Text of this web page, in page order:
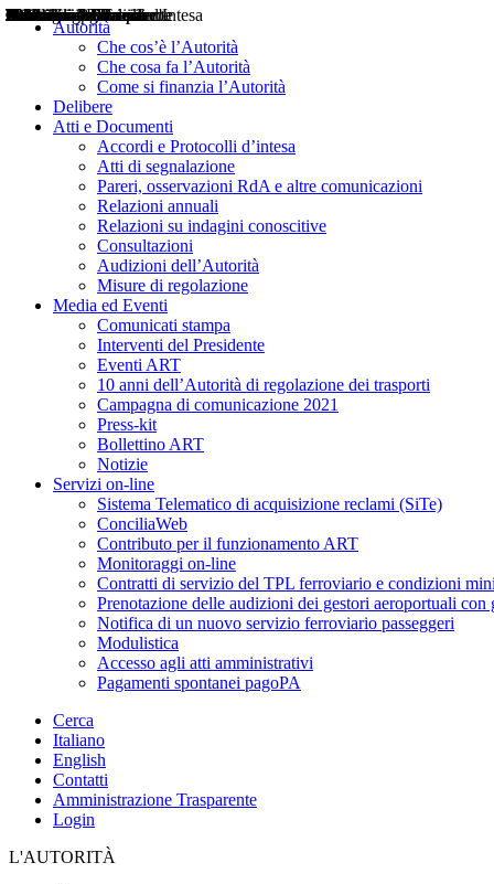
Autorità
Che cos’è l’Autorità
Che cosa fa l’Autorità
Come si finanzia l’Autorità
Delibere
Atti e Documenti
Accordi e Protocolli d’intesa
Atti di segnalazione
Pareri, osservazioni RdA e altre comunicazioni
Relazioni annuali
Relazioni su indagini conoscitive
Consultazioni
Audizioni dell’Autorità
Misure di regolazione
Media ed Eventi
Comunicati stampa
Interventi del Presidente
Eventi ART
10 anni dell’Autorità di regolazione dei trasporti
Campagna di comunicazione 2021
Press-kit
Bollettino ART
Notizie
Servizi on-line
Sistema Telematico di acquisizione reclami (SiTe)
ConciliaWeb
Contributo per il funzionamento ART
Monitoraggi on-line
Contratti di servizio del TPL ferroviario e condizioni
Prenotazione delle audizioni dei gestori aeroportuali con
Notifica di un nuovo servizio ferroviario passeggeri
Modulistica
Accesso agli atti amministrativi
Pagamenti spontanei pagoPA
Cerca
Italiano
English
Contatti
Amministrazione Trasparente
Login
L'AUTORITÀ
Delibere
Pareri
Consultazioni
Audizioni
Atti di Segnalazione
Accordi e Protocolli d'Intesa
Relazioni annuali
Misure di regolazione
Notizie
Comunicati Stampa
Bollettini ART
Convegni ART
Interviste del Presidente
Articoli in primo piano
Interventi del Presidente
2004
2005
2010
2013
2014
2015
2016
2017
2018
2019
202
2020
2021
2022
2023
2024
2025
2026
Aereo
Marittimo
Terrestre